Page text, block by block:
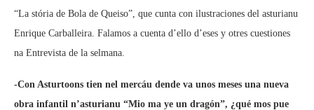
“La stória de Bola de Queiso”, que cunta con ilustraciones del asturianu
Enrique Carballeira. Falamos a cuenta d’ello d’eses y otres cuestiones
na Entrevista de la selmana.
-Con Asturtoons tien nel mercáu dende va unos meses una nueva
obra infantil n’asturianu “Mio ma ye un dragón”, ¿qué mos pue